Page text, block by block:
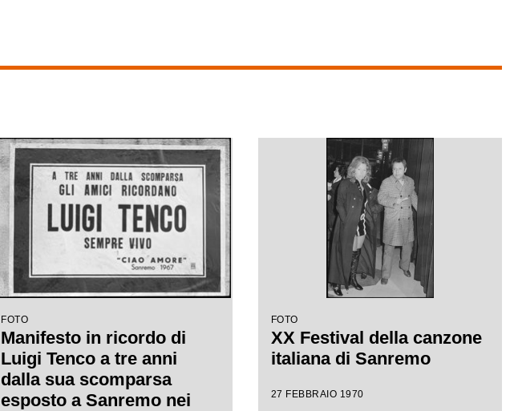
FOTO
Manifesto in ricordo di
Luigi Tenco a tre anni
dalla sua scomparsa
esposto a Sanremo nei
FOTO
XX Festival della canzone
italiana di Sanremo
27 FEBBRAIO 1970